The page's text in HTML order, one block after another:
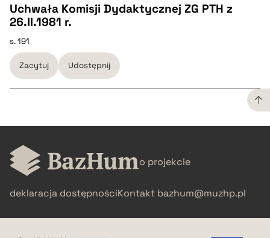
pobierz cytat
pobierz cytat
Uchwała Komisji Dydaktycznej ZG PTH z
26.II.1981 r.
s. 191
Zacytuj Udostępnij
CZYSTY TEKST
pobierz cytat
BIBTEX
o projekcie
deklaracja dostępnościKontakt bazhum@muzhp.pl